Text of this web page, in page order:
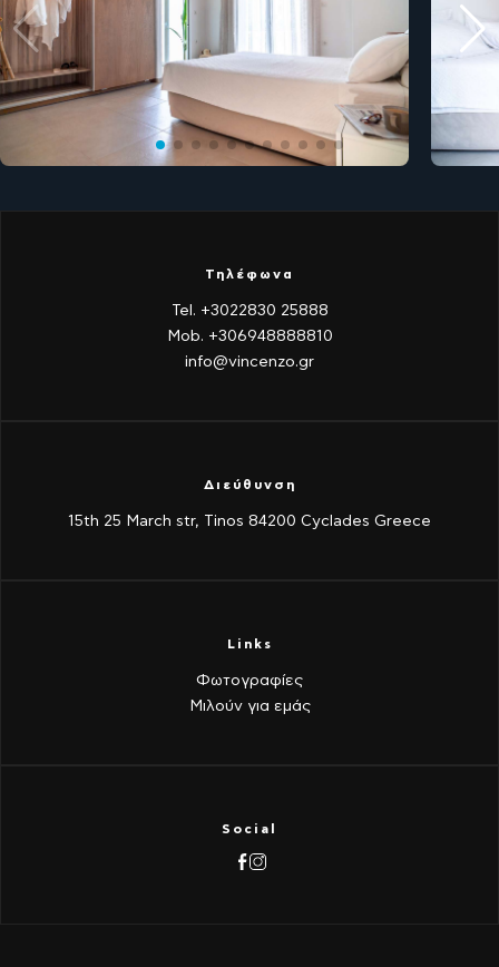
Τηλέφωνα
Tel. +3022830 25888
Mob. +306948888810
info@vincenzo.gr
Διεύθυνση
15th 25 March str, Tinos 84200 Cyclades Greece
Links
Φωτογραφίες
Μιλούν για εμάς
Social